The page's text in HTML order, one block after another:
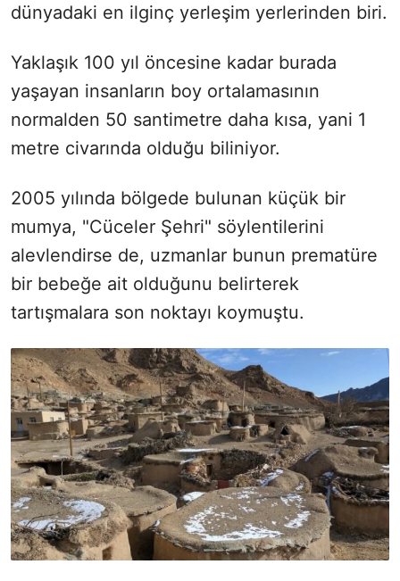
dünyadaki en ilginç yerleşim yerlerinden biri.
Yaklaşık 100 yıl öncesine kadar burada
yaşayan insanların boy ortalamasının
normalden 50 santimetre daha kısa, yani 1
metre civarında olduğu biliniyor.
2005 yılında bölgede bulunan küçük bir
mumya, "Cüceler Şehri" söylentilerini
alevlendirse de, uzmanlar bunun prematüre
bir bebeğe ait olduğunu belirterek
tartışmalara son noktayı koymuştu.